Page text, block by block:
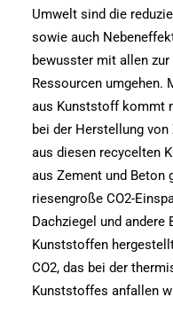
Umwelt sind die
sowie auch
bewusster mit allen
Ressourcen umgehen.
aus Kunststoff kommt
bei der Herstellung
aus diesen recycelten
aus Zement und Beton
riesengroße CO2-
Dachziegel und
Kunststoffen
CO2, das bei der
Kunststoffes anfallen